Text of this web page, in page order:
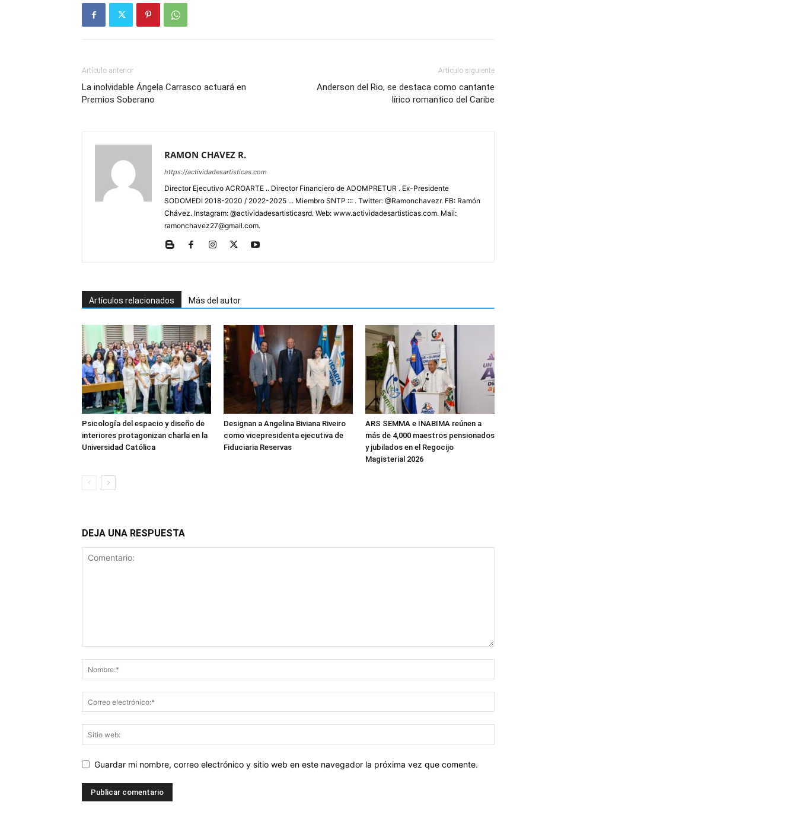
Artículo anterior
La inolvidable Ángela Carrasco actuará en
Premios Soberano
Artículo siguiente
Anderson del Rio, se destaca como cantante
lírico romantico del Caribe
RAMON CHAVEZ R.
https://actividadesartisticas.com
Director Ejecutivo ACROARTE .. Director Financiero de ADOMPRETUR . Ex-Presidente
SODOMEDI 2018-2020 / 2022-2025 ... Miembro SNTP ::: . Twitter: @Ramonchavezr. FB: Ramón
Chávez. Instagram: @actividadesartisticasrd. Web: www.actividadesartisticas.com. Mail:
ramonchavez27@gmail.com.
Artículos relacionados Más del autor
Psicología del espacio y diseño de
interiores protagonizan charla en la
Universidad Católica
Designan a Angelina Biviana Riveiro
como vicepresidenta ejecutiva de
Fiduciaria Reservas
ARS SEMMA e INABIMA reúnen a
más de 4,000 maestros pensionados
y jubilados en el Regocijo
Magisterial 2026
DEJA UNA RESPUESTA
Guardar mi nombre, correo electrónico y sitio web en este navegador la próxima vez que comente.